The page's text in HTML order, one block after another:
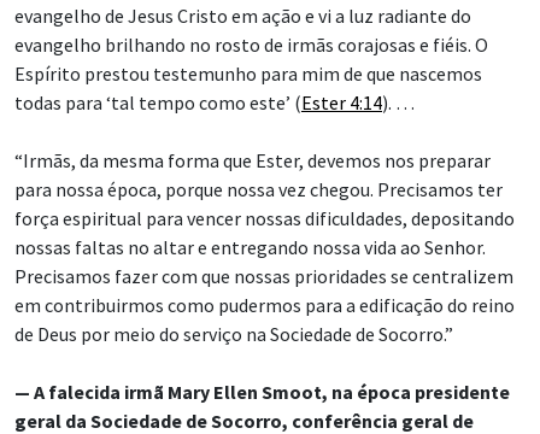
evangelho de Jesus Cristo em ação e vi a luz radiante do
evangelho brilhando no rosto de irmãs corajosas e fiéis. O
Espírito prestou testemunho para mim de que nascemos
todas para ‘tal tempo como este’ (Ester 4:14). …
“Irmãs, da mesma forma que Ester, devemos nos preparar
para nossa época, porque nossa vez chegou. Precisamos ter
força espiritual para vencer nossas dificuldades, depositando
nossas faltas no altar e entregando nossa vida ao Senhor.
Precisamos fazer com que nossas prioridades se centralizem
em contribuirmos como pudermos para a edificação do reino
de Deus por meio do serviço na Sociedade de Socorro.”
— A falecida irmã Mary Ellen Smoot, na época presidente
geral da Sociedade de Socorro, conferência geral de